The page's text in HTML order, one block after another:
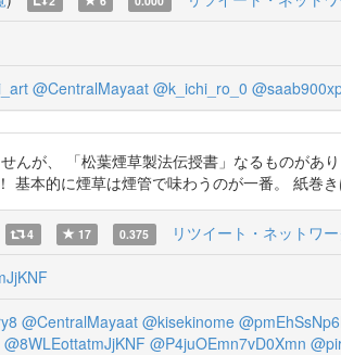
@CentralMayaat @k_ichi_ro_0
んが、 「松葉煙草製法伝授書」なるものがあ
基本的に煙草は煙管で味わうのが一番。 紙巻
4 17 0.375 リツイート・ネットワ
@CentralMayaat @kisekinome
@8WLEottatmJjKNF @P4juOEmn7vD0Xmn